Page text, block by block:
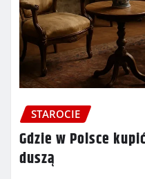
STAROCIE
Gdzie w Polsce
duszą